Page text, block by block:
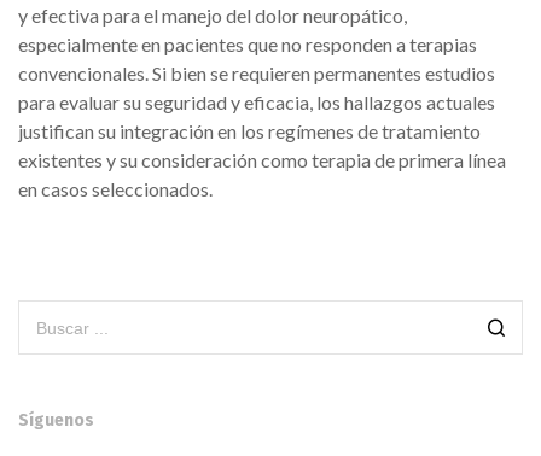
y efectiva para el manejo del dolor neuropático,
especialmente en pacientes que no responden a terapias
convencionales. Si bien se requieren permanentes estudios
para evaluar su seguridad y eficacia, los hallazgos actuales
justifican su integración en los regímenes de tratamiento
existentes y su consideración como terapia de primera línea
en casos seleccionados.
Síguenos